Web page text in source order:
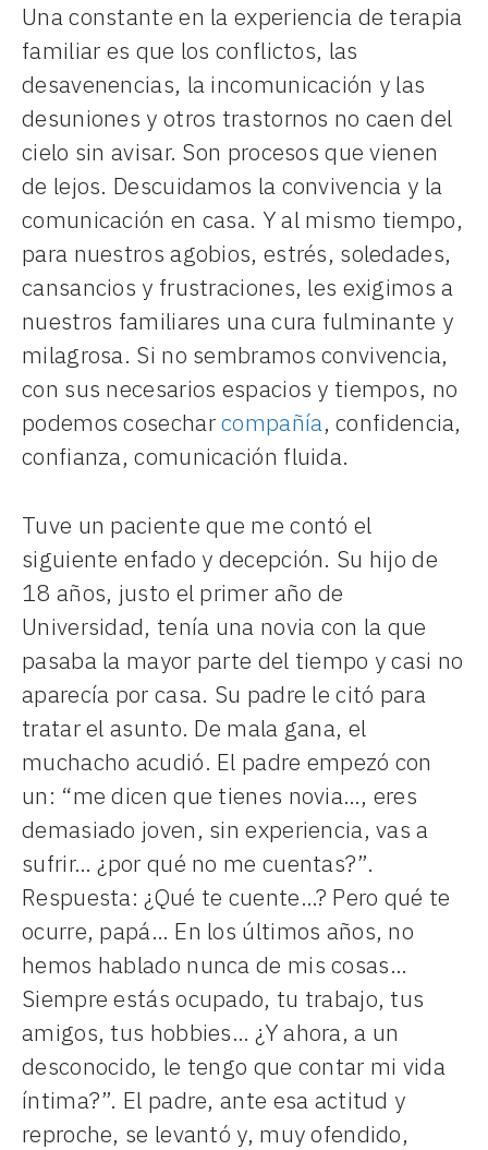
Una constante en la experiencia de terapia
familiar es que los conflictos, las
desavenencias, la incomunicación y las
desuniones y otros trastornos no caen del
cielo sin avisar. Son procesos que vienen
de lejos. Descuidamos la convivencia y la
comunicación en casa. Y al mismo tiempo,
para nuestros agobios, estrés, soledades,
cansancios y frustraciones, les exigimos a
nuestros familiares una cura fulminante y
milagrosa. Si no sembramos convivencia,
con sus necesarios espacios y tiempos, no
podemos cosecharcompañía, confidencia,
confianza, comunicación fluida.
Tuve un paciente que me contó el
siguiente enfado y decepción. Su hijo de
18 años, justo el primer año de
Universidad, tenía una novia con la que
pasaba la mayor parte del tiempo y casi no
aparecía por casa. Su padre le citó para
tratar el asunto. De mala gana, el
muchacho acudió. El padre empezó con
un: “me dicen que tienes novia…, eres
demasiado joven, sin experiencia, vas a
sufrir… ¿por qué no me cuentas?”.
Respuesta: ¿Qué te cuente…? Pero qué te
ocurre, papá… En los últimos años, no
hemos hablado nunca de mis cosas…
Siempre estás ocupado, tu trabajo, tus
amigos, tus hobbies… ¿Y ahora, a un
desconocido, le tengo que contar mi vida
íntima?”. El padre, ante esa actitud y
reproche, se levantó y, muy ofendido,